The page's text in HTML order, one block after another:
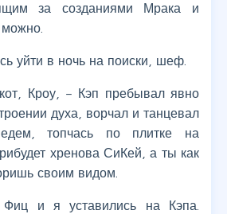
за созданиями Мрака и
уйти в ночь на поиски, шеф.
Кроу, – Кэп пребывал явно
духа, ворчал и танцевал
топчась по плитке на
хренова СиКей, а ты как
своим видом.
Фиц и я уставились на Кэпа.